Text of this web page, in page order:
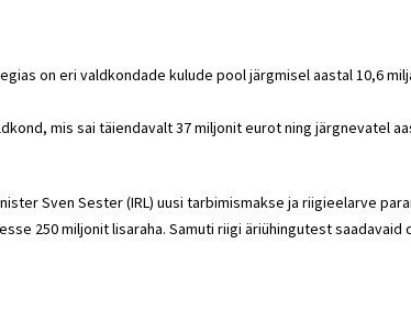
on eri valdkondade kulude pool järgmisel aastal 10,6
mis sai täiendavalt 37 miljonit eurot ning järgnevatel
Sven Sester (IRL) uusi tarbimismakse ja riigieelarve
250 miljonit lisaraha. Samuti riigi äriühingutest saadavaid